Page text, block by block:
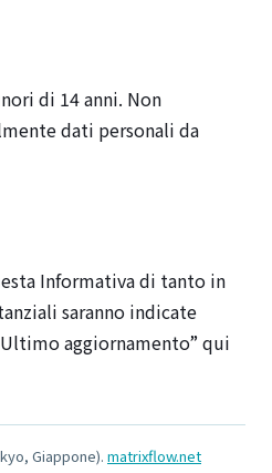
di 14 anni. Non
dati personali da
Informativa di tanto in
saranno indicate
aggiornamento” qui
Giappone). matrixflow.net